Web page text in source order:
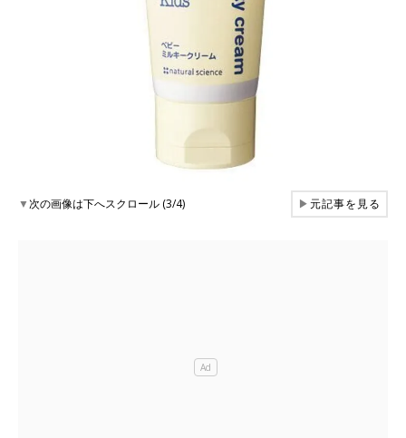
▼次の画像は下へスクロール (3/4) ▶元記事を見る